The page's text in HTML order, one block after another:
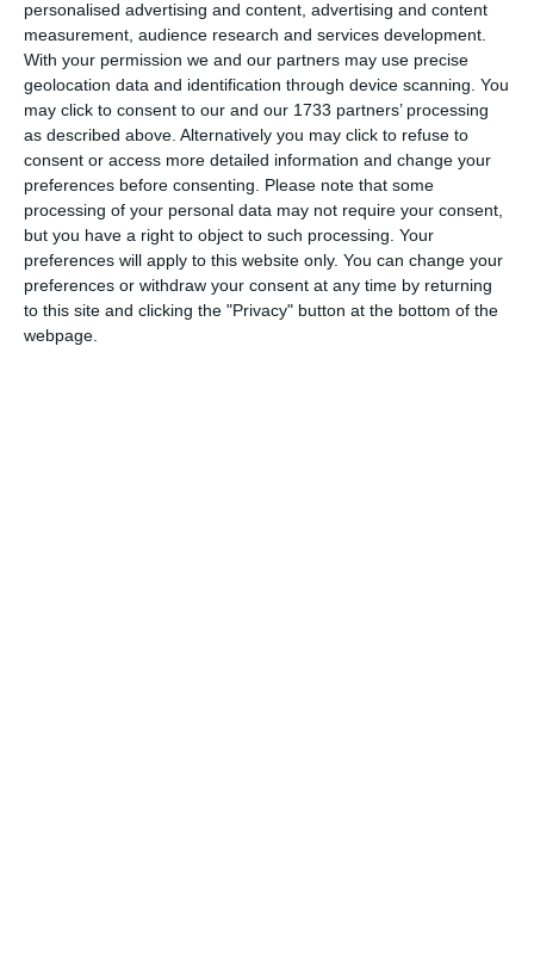
personalised advertising and content, advertising and content
measurement, audience research and services development.
With your permission we and our partners may use precise
geolocation data and identification through device scanning. You
may click to consent to our and our 1733 partners’ processing
as described above. Alternatively you may click to refuse to
consent or access more detailed information and change your
preferences before consenting.
Please note that some
processing of your personal data may not require your consent,
but you have a right to object to such processing. Your
preferences will apply to this website only. You can change your
preferences or withdraw your consent at any time by returning
to this site and clicking the "Privacy" button at the bottom of the
webpage.
Adaugă-ne ca sursă în Google
Urmărește-ne pe Google News
Urmărește-ne pe Whatsapp
Ti-a placut articolul?